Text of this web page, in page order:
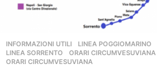
INFORMAZIONI UTILI ,LINEA POGGIOMARINO
LINEA SORRENTO
,ORARI CIRCUMVESUVIANA
ORARI CIRCUMVESUVIANA